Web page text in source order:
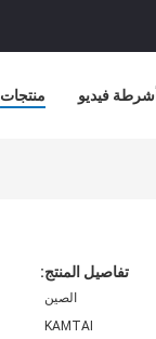
منتجات أشرطة فيديو
تفاصيل المنتج:
الصين
KAMTAI